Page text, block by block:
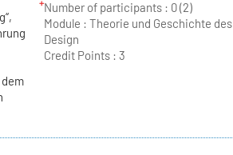
Number of participants : 0 (2)
Module :Theorie und Geschichte des
Design
Credit Points :3